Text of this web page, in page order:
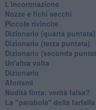
L'incoronazione
Nozze e fichi secchi
Piccole rivincite
​Dizionario (quarta puntata)
​Dizionario (terza puntata)
​Dizionario (seconda
Un'altra volta
Dizionario
Aforismi
Nudità finta: verità falsa?
La "parabola" della farfalla